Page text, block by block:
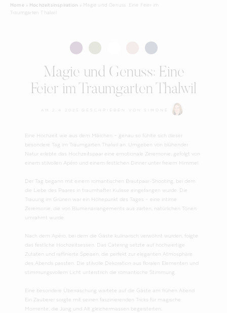
Home Hochzeitsinspiration
Magie und Genuss: Eine Feier im
Traumgarten Thalwil
Magie und Genuss: Eine
Feier im Traumgarten Thalwil
AM 2.4.2025 GESCHRIEBEN VON SIMONE
Eine Hochzeit wie aus dem Märchen – genau so fühlte sich dieser
besondere Tag im Traumgarten Thalwil an. Umgeben von blühender
Natur erlebte das Hochzeitspaar eine emotionale Zeremonie, gefolgt von
einem stilvollen Apéro und einem festlichen Dinner unter freiem Himmel.
Der Tag begann mit einem romantischen Brautpaar-Shooting, bei dem
die Liebe des Paares in traumhafter Kulisse eingefangen wurde. Die
Trauung im Grünen war ein Höhepunkt des Tages – eine intime
Zeremonie, die von Blumenarrangements aus zarten, natürlichen Tönen
umrahmt wurde.
Nach dem Apéro, bei dem die Gäste kulinarisch verwöhnt wurden, folgte
das festliche Hochzeitsessen. Das Catering setzte auf hochwertige
Zutaten und raffinierte Speisen, die perfekt zur eleganten Atmosphäre
des Abends passten. Die stilvolle Dekoration aus floralen Elementen und
stimmungsvollem Licht unterstrich die romantische Stimmung.
Eine besondere Überraschung wartete auf die Gäste am frühen Abend:
Ein Zauberer sorgte mit seinen faszinierenden Tricks für magische
Momente, die Jung und Alt gleichermassen begeisterten.